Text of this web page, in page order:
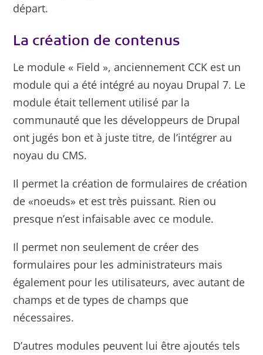
départ.
La création de contenus
Le module « Field », anciennement CCK est un
module qui a été intégré au noyau Drupal 7. Le
module était tellement utilisé par la
communauté que les développeurs de Drupal
ont jugés bon et à juste titre, de l’intégrer au
noyau du CMS.
Il permet la création de formulaires de création
de «noeuds» et est très puissant. Rien ou
presque n’est infaisable avec ce module.
Il permet non seulement de créer des
formulaires pour les administrateurs mais
également pour les utilisateurs, avec autant de
champs et de types de champs que
nécessaires.
D’autres modules peuvent lui être ajoutés tels